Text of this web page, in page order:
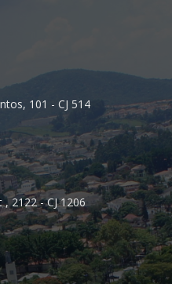
101 - CJ 514
2122 - CJ 1206